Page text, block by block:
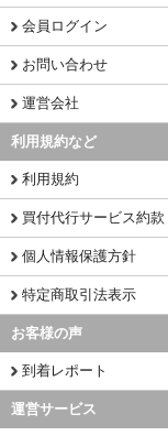
会員ログイン
お問い合わせ
運営会社
利用規約など
利用規約
買付代行サービス約款
個人情報保護方針
特定商取引法表示
お客様の声
到着レポート
運営サービス